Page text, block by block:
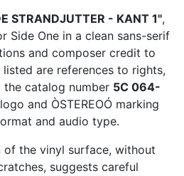
STRANDJUTTER - KANT 1",
Side One in a clean sans-serif
and composer credit to
listed are references to rights,
catalog number 5C 064-
and ÒSTEREOÓ marking
and audio type.
of the vinyl surface, without
suggests careful